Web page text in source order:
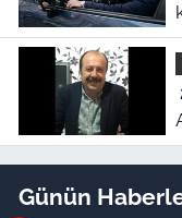
Günün